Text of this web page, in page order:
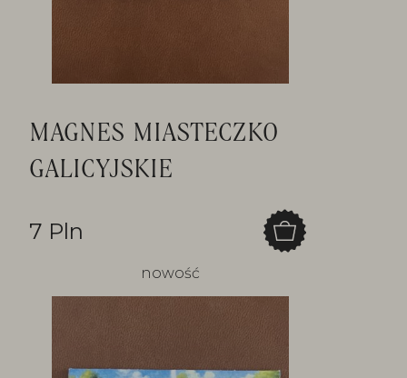
MAGNES MIASTECZKO
GALICYJSKIE
7 Pln
nowość